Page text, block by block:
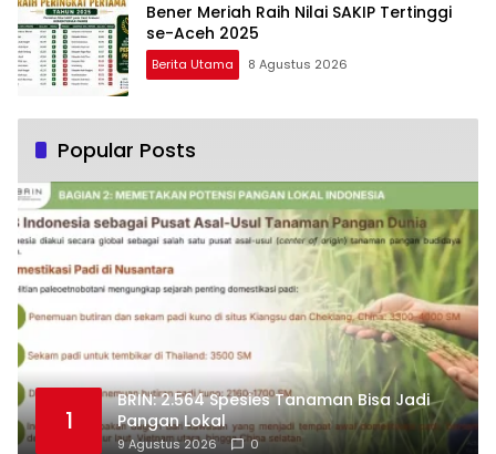
Bener Meriah Raih Nilai SAKIP Tertinggi
se-Aceh 2025
Berita Utama 8 Agustus 2026
Popular Posts
1
BRIN: 2.564 Spesies Tanaman Bisa Jadi
Pangan Lokal
9 Agustus 2026 0